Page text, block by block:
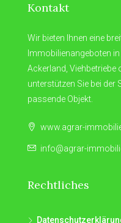
Kontakt
Wir bieten Ihnen eine
Immobilienangeboten
Ackerland, Viehbetriebe
unterstützen Sie bei der
passende Objekt.
www.agrar-
info@agrar-
Rechtliches